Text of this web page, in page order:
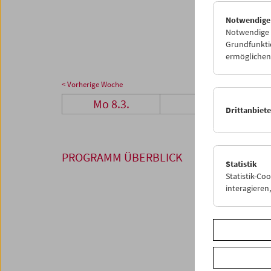
05
< Vorherige Woche
Mo 8.3.
PROGRAMM ÜBERBLICK
Notwendige
Statistik
Statistik-